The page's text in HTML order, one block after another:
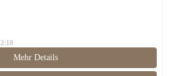
Mehr Details